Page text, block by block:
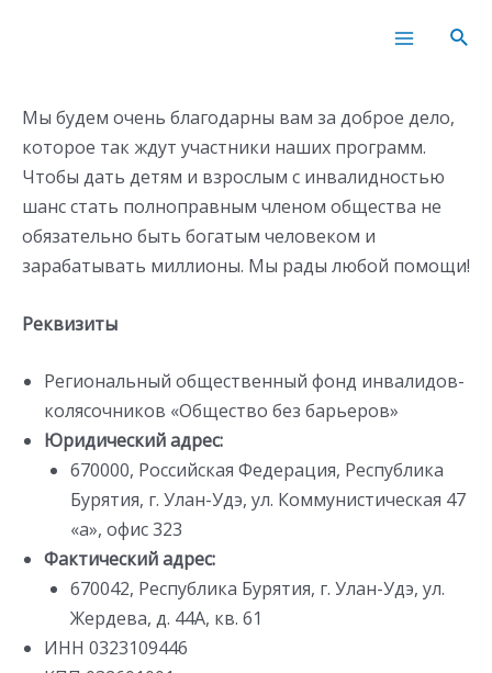
Main
Мы будем очень благодарны вам за доброе дело,
которое так ждут участники наших программ.
Чтобы дать детям и взрослым с инвалидностью
шанс стать полноправным членом общества не
обязательно быть богатым человеком и
зарабатывать миллионы. Мы рады любой помощи!
Реквизиты
Региональный общественный фонд инвалидов-
колясочников «Общество без барьеров»
Юридический адрес:
670000, Российская Федерация, Республика
Бурятия, г. Улан-Удэ, ул. Коммунистическая 47
«а», офис 323
Фактический адрес:
670042, Республика Бурятия, г. Улан-Удэ, ул.
Жердева, д. 44А, кв. 61
ИНН 0323109446